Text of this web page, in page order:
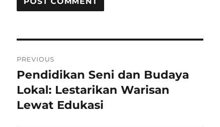
navigation
PREVIOUS
Previous
post:
Pendidikan Seni dan Budaya
Lokal: Lestarikan Warisan
Lewat Edukasi